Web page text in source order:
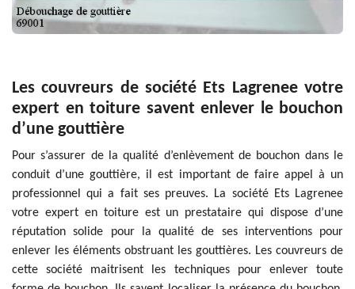
Les couvreurs de société Ets Lagrenee votre
expert en toiture savent enlever le bouchon
d’une gouttière
Pour s’assurer de la qualité d’enlèvement de bouchon dans le
conduit d’une gouttière, il est important de faire appel à un
professionnel qui a fait ses preuves. La société Ets Lagrenee
votre expert en toiture est un prestataire qui dispose d’une
réputation solide pour la qualité de ses interventions pour
enlever les éléments obstruant les gouttières. Les couvreurs de
cette société maitrisent les techniques pour enlever toute